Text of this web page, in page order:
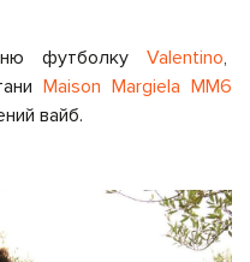
футболку Valentino,
Maison Margiela MM6
вайб.